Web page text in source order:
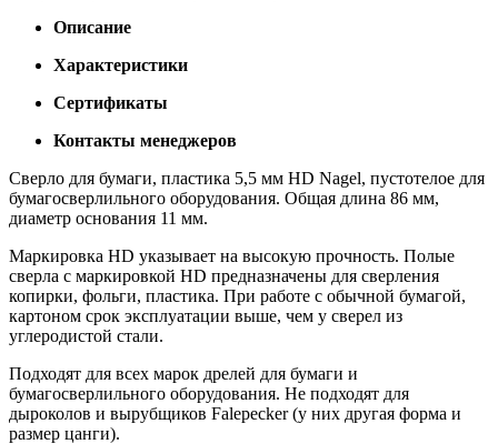
Описание
Характеристики
Сертификаты
Контакты менеджеров
Сверло для бумаги, пластика 5,5 мм HD Nagel, пустотелое для
бумагосверлильного оборудования. Общая длина 86 мм,
диаметр основания 11 мм.
Маркировка HD указывает на высокую прочность. Полые
сверла с маркировкой HD предназначены для сверления
копирки, фольги, пластика. При работе с обычной бумагой,
картоном срок эксплуатации выше, чем у сверел из
углеродистой стали.
Подходят для всех марок дрелей для бумаги и
бумагосверлильного оборудования. Не подходят для
дыроколов и вырубщиков Falepecker (у них другая форма и
размер цанги).